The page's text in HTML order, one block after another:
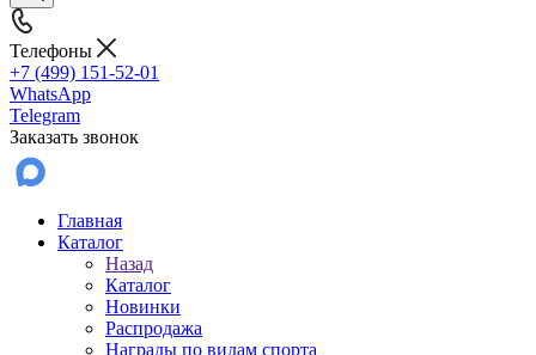
Телефоны
+7 (499) 151-52-01
WhatsApp
Telegram
Заказать звонок
Главная
Каталог
Назад
Каталог
Новинки
Распродажа
Награды по видам спорта